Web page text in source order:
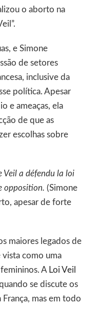
o aborto na
e Simone
de setores
inclusive da
política. Apesar
e ameaças, ela
de que as
escolhas sobre
Veil a défendu la loi
opposition. (Simone
apesar de forte
maiores legados de
vista como uma
A Loi Veil
se discute os
mas em todo